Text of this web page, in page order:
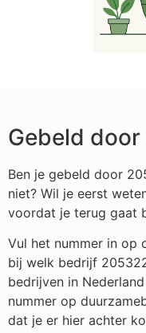
Gebeld
Ben je gebeld door
niet? Wil je eerst
voordat je terug gaat
Vul het nummer in op
bij welk bedrijf
bedrijven in
nummer op
dat je er hier achter